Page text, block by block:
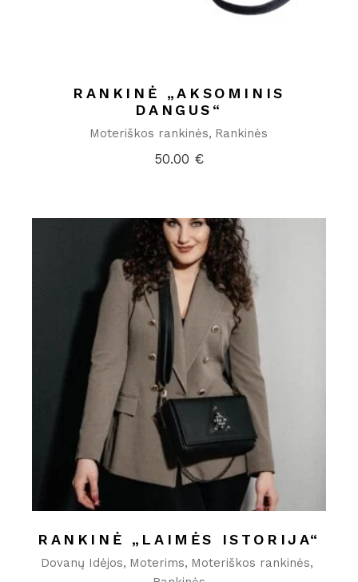
RANKINĖ „AKSOMINIS
DANGUS“
Moteriškos rankinės Rankinės
50.00 €
RANKINĖ „LAIMĖS ISTORIJA“
Dovanų Idėjos Moterims Moteriškos rankinės